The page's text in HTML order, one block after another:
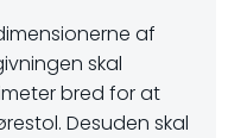
af
skal
bred for at
Desuden skal